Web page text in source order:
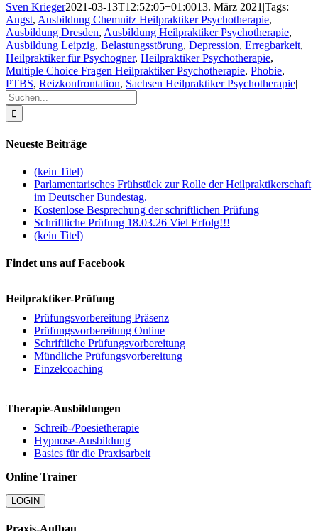
Sven Krieger2021-03-13T12:52:05+01:0013. März 2021 |Tags:
Angst, Ausbildung Chemnitz Heilpraktiker Psychotherapie,
Ausbildung Dresden, Ausbildung Heilpraktiker Psychotherapie,
Ausbildung Leipzig, Belastungsstörung, Depression, Erregbarkeit,
Heilpraktiker für Psychogner, Heilpraktiker Psychotherapie,
Multiple Choice Fragen Heilpraktiker Psychotherapie, Phobie,
PTBS, Reizkonfrontation, Sachsen Heilpraktiker Psychotherapie|
Suche
nach:
Neueste Beiträge
(kein Titel)
Parlamentarisches Frühstück zur Rolle der Heilpraktikerschaft
im Deutscher Bundestag.
Kostenlose Besprechung der schriftlichen Prüfung
Schriftliche Prüfung 18.03.26 Viel Erfolg!!!
(kein Titel)
Findet uns auf Facebook
Heilpraktiker-Prüfung
Prüfungsvorbereitung Präsenz
Prüfungsvorbereitung Online
Schriftliche Prüfungsvorbereitung
Mündliche Prüfungsvorbereitung
Einzelcoaching
Therapie-Ausbildungen
Schreib-/Poesietherapie
Hypnose-Ausbildung
Basics für die Praxisarbeit
Online Trainer
LOGIN
Praxis-Aufbau